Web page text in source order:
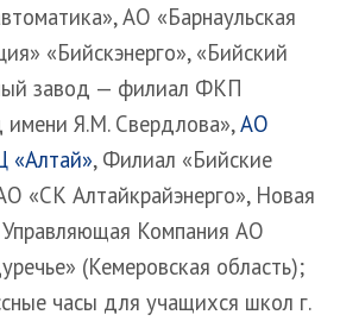
АО «Барнаульская
«Бийскэнерго», «Бийский
завод — филиал ФКП
имени Я.М. Свердлова»,АО
, Филиал «Бийские
«СК Алтайкрайэнерго», Новая
Управляющая Компания АО
(Кемеровская область);
часы для учащихся школ г.